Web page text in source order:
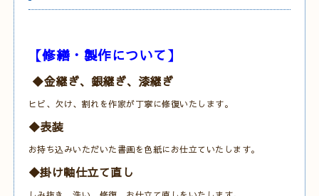
【修繕・製作について】
◆金継ぎ、銀継ぎ、漆継ぎ
ヒビ、欠け、割れを作家が丁寧に修復いたします。
◆表装
お持ち込みいただいた書画を色紙にお仕立ていたします。
◆掛け軸仕立て直し